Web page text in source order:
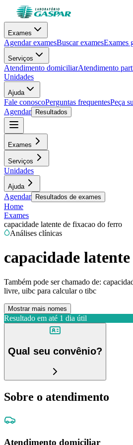
Exames
Agendar examesBuscar examesExames
Serviços
Atendimento domiciliarAtendimento
Unidades
Ajuda
Fale conoscoPerguntas frequentesPeça
Agendar
Resultados
Exames
Serviços
Unidades
Ajuda
Agendar Resultados de exames
Home
Exames
capacidade latente de fixacao do ferro
Análises clínicas
capacidade
Também pode ser chamado de:
livre, uibc para calcular o tibc
Mostrar mais nomes
Resultado em até 1 dia útil
Qual seu convênio?
Sobre o atendimento
Atendimento domiciliar